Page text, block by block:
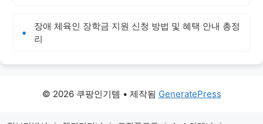
장애 체육인 장학금 지원 신청 방법 및 혜택 안내 총정
리
© 2026 쿠팡인기템 • 제작됨 GeneratePress